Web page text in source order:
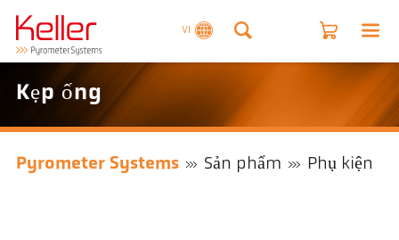
VI
Kẹp ống
Pyrometer Systems Sản phẩm Phụ kiện